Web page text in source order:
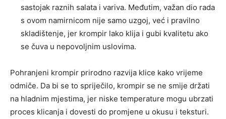
sastojak raznih salata i variva. Međutim, važan dio rada
s ovom namirnicom nije samo uzgoj, već i pravilno
skladištenje, jer krompir lako klija i gubi kvalitetu ako
se čuva u nepovoljnim uslovima.
Pohranjeni krompir prirodno razvija klice kako vrijeme
odmiče. Da bi se to spriječilo, krompir se ne smije držati
na hladnim mjestima, jer niske temperature mogu ubrzati
proces klicanja i dovesti do promjene u okusu i teksturi.